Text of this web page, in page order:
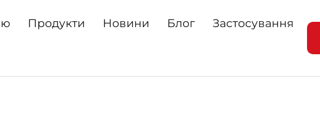
Продукти Новини Блог Застосування